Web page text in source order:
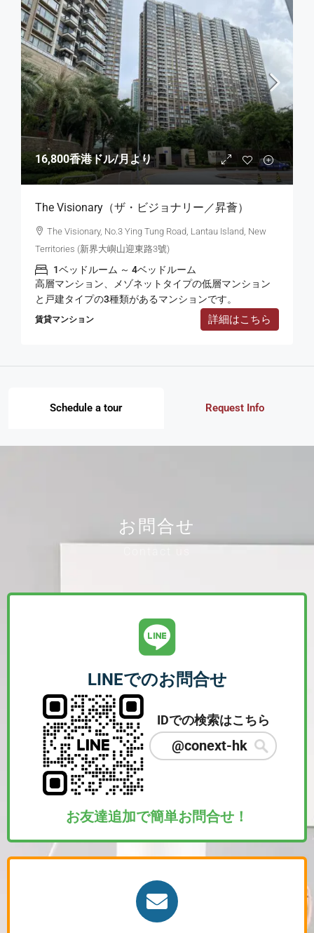
16,800香港ドル/月より
The Visionary（ザ・ビジョナリー／昇薈）
The Visionary, No.3 Ying Tung Road, Lantau Island, New
Territories (新界大嶼山迎東路3號)
1ベッドルーム ～ 4ベッドルーム
高層マンション、メゾネットタイプの低層マンション
と戸建タイプの3種類があるマンションです。
賃貸マンション 詳細はこちら
Schedule a tour Request Info
お問合せ
LINEでのお問合せ
IDでの検索はこちら
@conext-hk
お友達追加で簡単お問合せ！